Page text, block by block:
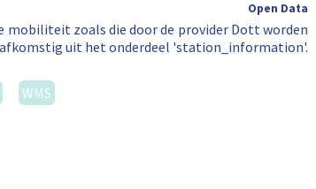
Open Data
mobiliteit zoals die door de provider Dott worden
afkomstig uit het onderdeel 'station_information'.
WMS